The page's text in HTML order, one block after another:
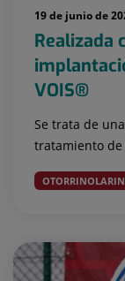
19 de junio de
Realizada
VOIS®️
Se trata de
tratamiento